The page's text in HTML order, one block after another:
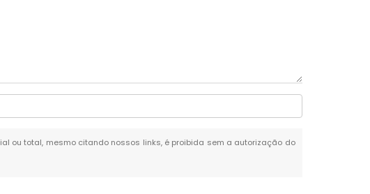
ou total, mesmo citando nossos links, é proibida sem a autorização do